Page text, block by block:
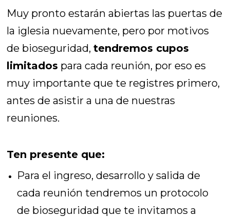
Muy pronto estarán abiertas las puertas de
la iglesia nuevamente, pero por motivos
de bioseguridad,tendremos cupos
limitados para cada reunión, por eso es
muy importante que te registres primero,
antes de asistir a una de nuestras
reuniones.
Ten presente que:
Para el ingreso, desarrollo y salida de
cada reunión tendremos un protocolo
de bioseguridad que te invitamos a